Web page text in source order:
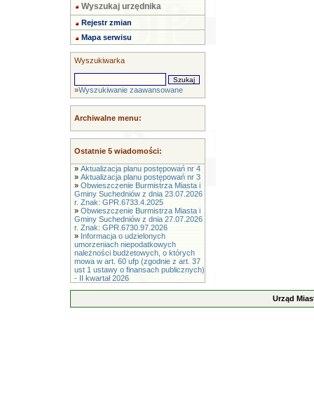
Wyszukaj urzędnika
Rejestr zmian
Mapa serwisu
Wyszukiwarka
»Wyszukiwanie zaawansowane
Archiwalne menu:
Ostatnie 5 wiadomości:
» Aktualizacja planu postępowań nr 4
» Aktualizacja planu postępowań nr 3
» Obwieszczenie Burmistrza Miasta i
Gminy Suchedniów z dnia 23.07.2026
r. Znak: GPR.6733.4.2025
» Obwieszczenie Burmistrza Miasta i
Gminy Suchedniów z dnia 27.07.2026
r. Znak: GPR.6730.97.2026
» Informacja o udzielonych
umorzeniach niepodatkowych
należności budżetowych, o których
mowa w art. 60 ufp (zgodnie z art. 37
ust 1 ustawy o finansach publicznych)
- II kwartał 2026
Urząd